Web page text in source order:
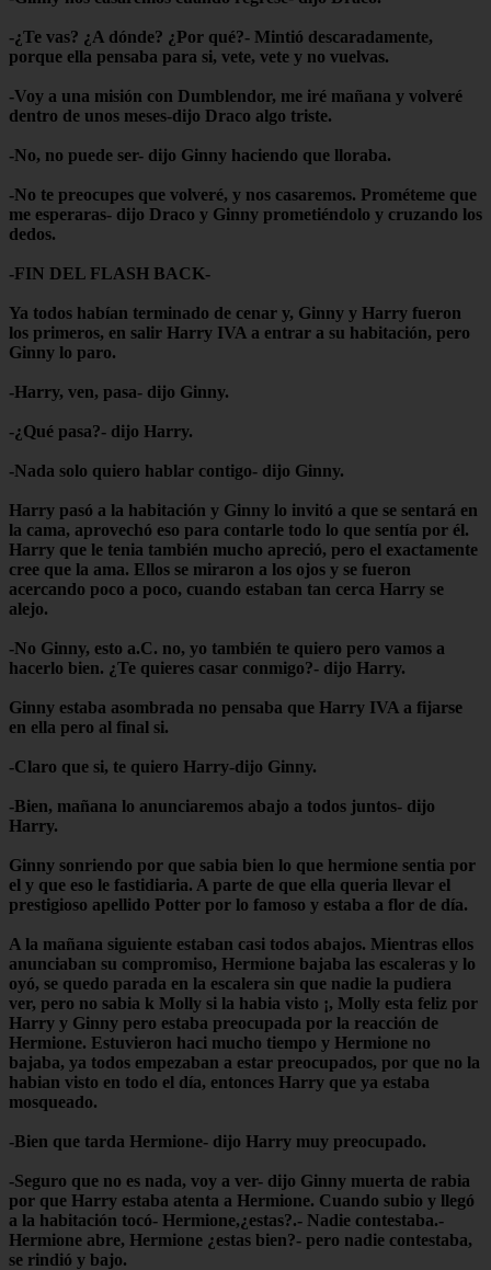
-¿Te vas? ¿A dónde? ¿Por qué?- Mintió descaradamente,
porque ella pensaba para si, vete, vete y no vuelvas.
-Voy a una misión con Dumblendor, me iré mañana y volveré
dentro de unos meses-dijo Draco algo triste.
-No, no puede ser- dijo Ginny haciendo que lloraba.
-No te preocupes que volveré, y nos casaremos. Prométeme que
me esperaras- dijo Draco y Ginny prometiéndolo y cruzando los
dedos.
-FIN DEL FLASH BACK-
Ya todos habían terminado de cenar y, Ginny y Harry fueron
los primeros, en salir Harry IVA a entrar a su habitación, pero
Ginny lo paro.
-Harry, ven, pasa- dijo Ginny.
-¿Qué pasa?- dijo Harry.
-Nada solo quiero hablar contigo- dijo Ginny.
Harry pasó a la habitación y Ginny lo invitó a que se sentará en
la cama, aprovechó eso para contarle todo lo que sentía por él.
Harry que le tenia también mucho apreció, pero el exactamente
cree que la ama. Ellos se miraron a los ojos y se fueron
acercando poco a poco, cuando estaban tan cerca Harry se
alejo.
-No Ginny, esto a.C. no, yo también te quiero pero vamos a
hacerlo bien. ¿Te quieres casar conmigo?- dijo Harry.
Ginny estaba asombrada no pensaba que Harry IVA a fijarse
en ella pero al final si.
-Claro que si, te quiero Harry-dijo Ginny.
-Bien, mañana lo anunciaremos abajo a todos juntos- dijo
Harry.
Ginny sonriendo por que sabia bien lo que hermione sentia por
el y que eso le fastidiaria. A parte de que ella queria llevar el
prestigioso apellido Potter por lo famoso y estaba a flor de día.
A la mañana siguiente estaban casi todos abajos. Mientras ellos
anunciaban su compromiso, Hermione bajaba las escaleras y lo
oyó, se quedo parada en la escalera sin que nadie la pudiera
ver, pero no sabia k Molly si la habia visto ¡, Molly esta feliz por
Harry y Ginny pero estaba preocupada por la reacción de
Hermione. Estuvieron haci mucho tiempo y Hermione no
bajaba, ya todos empezaban a estar preocupados, por que no la
habian visto en todo el día, entonces Harry que ya estaba
mosqueado.
-Bien que tarda Hermione- dijo Harry muy preocupado.
-Seguro que no es nada, voy a ver- dijo Ginny muerta de rabia
por que Harry estaba atenta a Hermione. Cuando subio y llegó
a la habitación tocó- Hermione,¿estas?.- Nadie contestaba.-
Hermione abre, Hermione ¿estas bien?- pero nadie contestaba,
se rindió y bajo.